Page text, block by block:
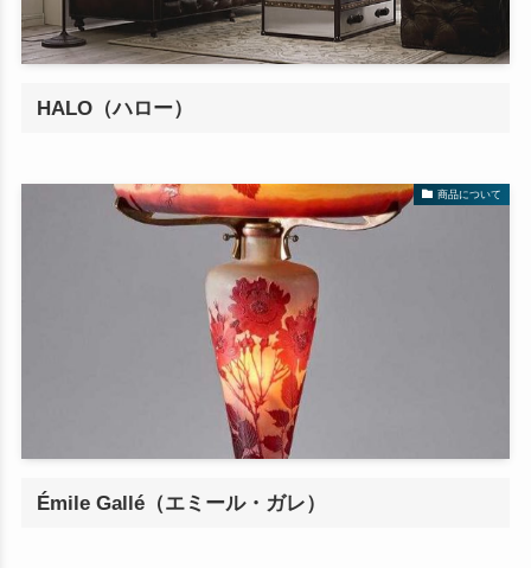
HALO（ハロー）
商品について
Émile Gallé（エミール・ガレ）